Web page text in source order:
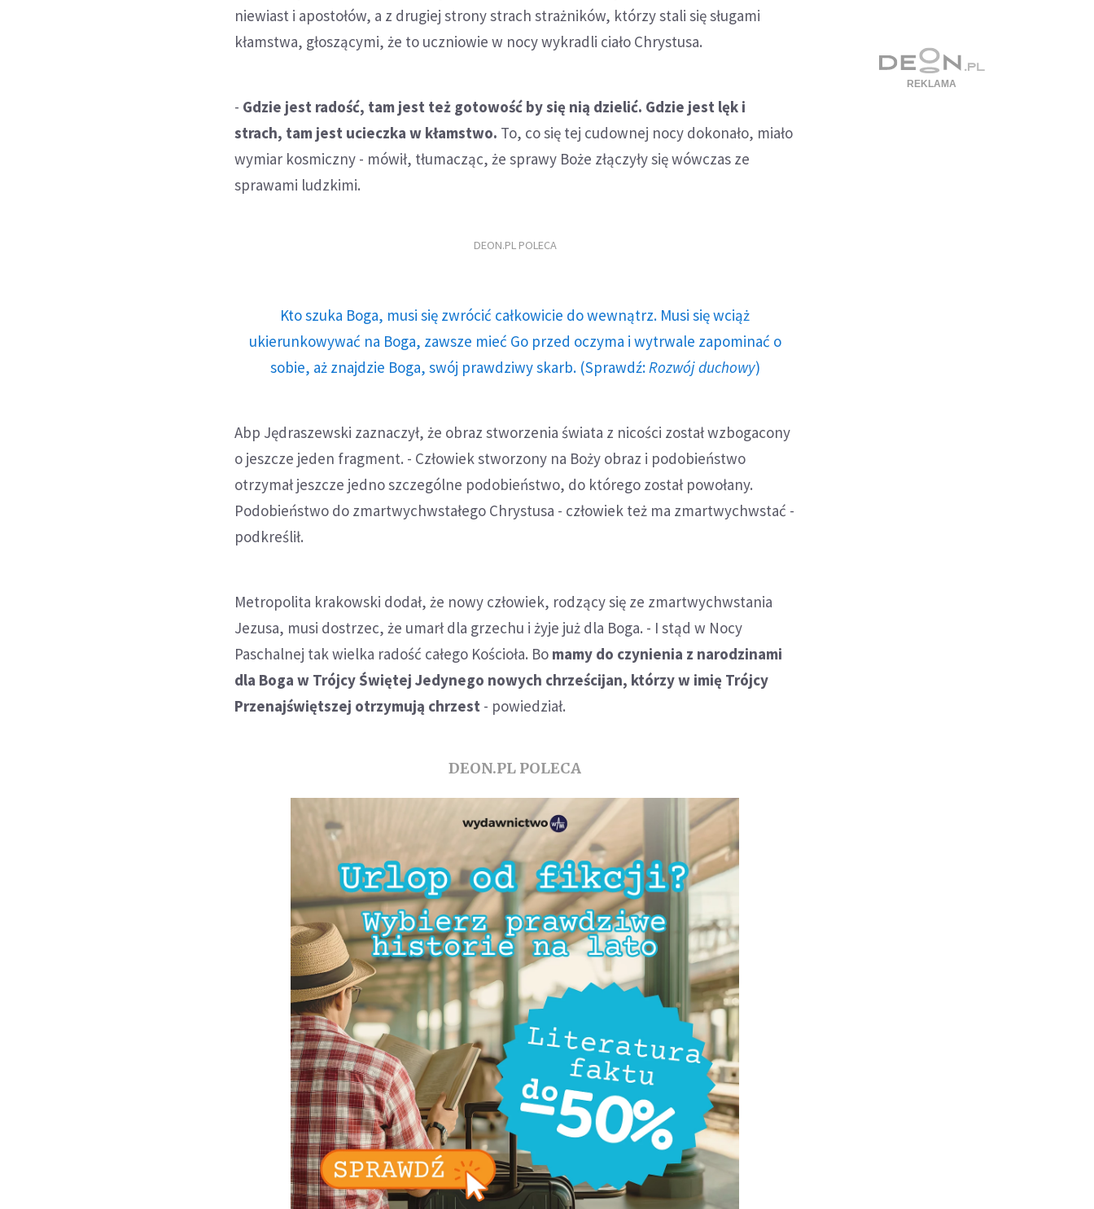
niewiast i apostołów, a z drugiej strony strach strażników, którzy stali się sługami
kłamstwa, głoszącymi, że to uczniowie w nocy wykradli ciało Chrystusa.
- Gdzie jest radość, tam jest też gotowość by się nią dzielić. Gdzie jest lęk i
strach, tam jest ucieczka w kłamstwo. To, co się tej cudownej nocy dokonało, miało
wymiar kosmiczny - mówił, tłumacząc, że sprawy Boże złączyły się wówczas ze
sprawami ludzkimi.
DEON.PL POLECA
Kto szuka Boga, musi się zwrócić całkowicie do wewnątrz. Musi się wciąż
ukierunkowywać na Boga, zawsze mieć Go przed oczyma i wytrwale zapominać o
sobie, aż znajdzie Boga, swój prawdziwy skarb. (Sprawdź: Rozwój duchowy)
Abp Jędraszewski zaznaczył, że obraz stworzenia świata z nicości został wzbogacony
o jeszcze jeden fragment. - Człowiek stworzony na Boży obraz i podobieństwo
otrzymał jeszcze jedno szczególne podobieństwo, do którego został powołany.
Podobieństwo do zmartwychwstałego Chrystusa - człowiek też ma zmartwychwstać -
podkreślił.
Metropolita krakowski dodał, że nowy człowiek, rodzący się ze zmartwychwstania
Jezusa, musi dostrzec, że umarł dla grzechu i żyje już dla Boga. - I stąd w Nocy
Paschalnej tak wielka radość całego Kościoła. Bo mamy do czynienia z narodzinami
dla Boga w Trójcy Świętej Jedynego nowych chrześcijan, którzy w imię Trójcy
Przenajświętszej otrzymują chrzest - powiedział.
DEON.PL POLECA